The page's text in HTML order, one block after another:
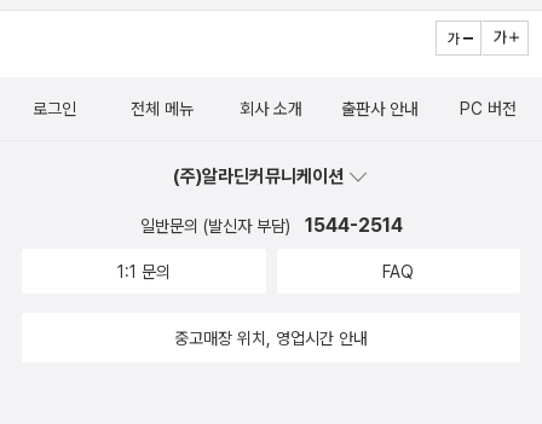
를 위해 한 권을 더 골랐다. <식물의 방식>은 판형이 작고 무게
돌아 가야 하는데 … 반기지 않을 수 없었다.무인 대출이 가능헀
대출 버튼을 터치 하여 대출 완료. 편한 건지 좋아진 건지 잘 모르
겠다.대출한 책들을 챙겼다. 아내가 반기는 모습을 떠올리니 집으
번주 월요일이 휴일이었는데, 이제 금요일이 되어서인지, 월요일
에 무슨 일이 있었는지는 별로 생각나지 않네요. 아마도 화요일이
간이 빨리 가는 것 같더니, 주말도 빨리 돌아옵니다. 시간이 늘 같
게 되겠지만, 천천히 가는 것 같을 때는 게으름도 늘어나고, 빨리
가는 시기에는 정신이 없고 그렇습니다.^^; 얼마 전에 6월이 시작
절반은 지나간 느낌이 될 거예요. 올해는 잘 모르는 사이에 시간
을 원망만 하고 있었더라면 이런 결과를 얻을 수 있었을까? 용기
게는 기회조차 주어지지 않았을 것이다. (중략) 미국에서 흔히 쓰
(네가 너의 입장을 잘 표현하고 요구하지 않으면 아무도 너를 대
신해주지 않는다)'이라는 말이 있다. 자신의 의사를 똑똑히 표현
이다. p.272모든 중요하고 어려운 결정에는 가능성과 위험성이
문에, 몇 퍼센트가 가능성이고 몇 퍼센트가 위험성일지 정확히 판
로그인 전체 메뉴 회사 소개 출판사 안내 PC 버전
(주)알라딘커뮤니케이션
일반문의 (발신자 부담) 1544-2514
1:1 문의 FAQ
중고매장 위치, 영업시간 안내